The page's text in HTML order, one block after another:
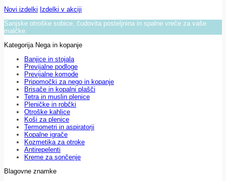
Novi izdelki Izdelki v akciji
Sanjske otroške sobice, čudovita posteljnina in spalne vreče za vaše
malčke.
Kategorija Nega in kopanje
Banjice in stojala
Previjalne podloge
Previjalne komode
Pripomočki za nego in kopanje
Brisače in kopalni plašči
Tetra in muslin plenice
Pleničke in robčki
Otroške kahlice
Koši za plenice
Termometri in aspiratorji
Kopalne igrače
Kozmetika za otroke
Antirepelenti
Kreme za sončenje
Blagovne znamke